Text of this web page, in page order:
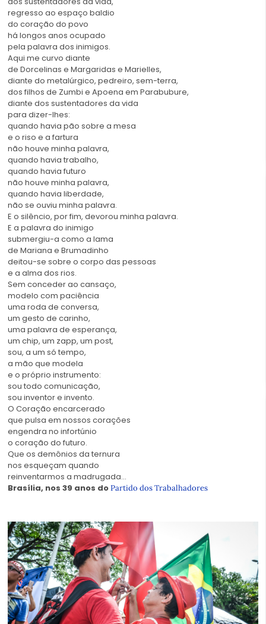
regresso ao espaço baldio
do coração do povo
há longos anos ocupado
pela palavra dos inimigos.
Aqui me curvo diante
de Dorcelinas e Margaridas e Marielles,
diante do metalúrgico, pedreiro, sem-terra,
dos filhos de Zumbi e Apoena em Parabubure,
diante dos sustentadores da vida
para dizer-lhes:
quando havia pão sobre a mesa
e o riso e a fartura
não houve minha palavra,
quando havia trabalho,
quando havia futuro
não houve minha palavra,
quando havia liberdade,
não se ouviu minha palavra.
E o silêncio, por fim, devorou minha palavra.
E a palavra do inimigo
submergiu-a como a lama
de Mariana e Brumadinho
deitou-se sobre o corpo das pessoas
e a alma dos rios.
Sem conceder ao cansaço,
modelo com paciência
uma roda de conversa,
um gesto de carinho,
uma palavra de esperança,
um chip, um zapp, um post,
sou, a um só tempo,
a mão que modela
e o próprio instrumento:
sou todo comunicação,
sou inventor e invento.
O Coração encarcerado
que pulsa em nossos corações
engendra no infortúnio
o coração do futuro.
Que os demônios da ternura
nos esqueçam quando
reinventarmos a madrugada…
Brasília, nos 39 anos doPartido dos Trabalhadores